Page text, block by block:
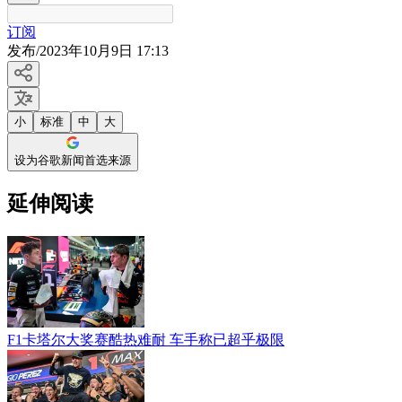
订阅
发布/2023年10月9日 17:13
小 标准 中 大
设为谷歌新闻首选来源
延伸阅读
F1卡塔尔大奖赛酷热难耐 车手称已超乎极限